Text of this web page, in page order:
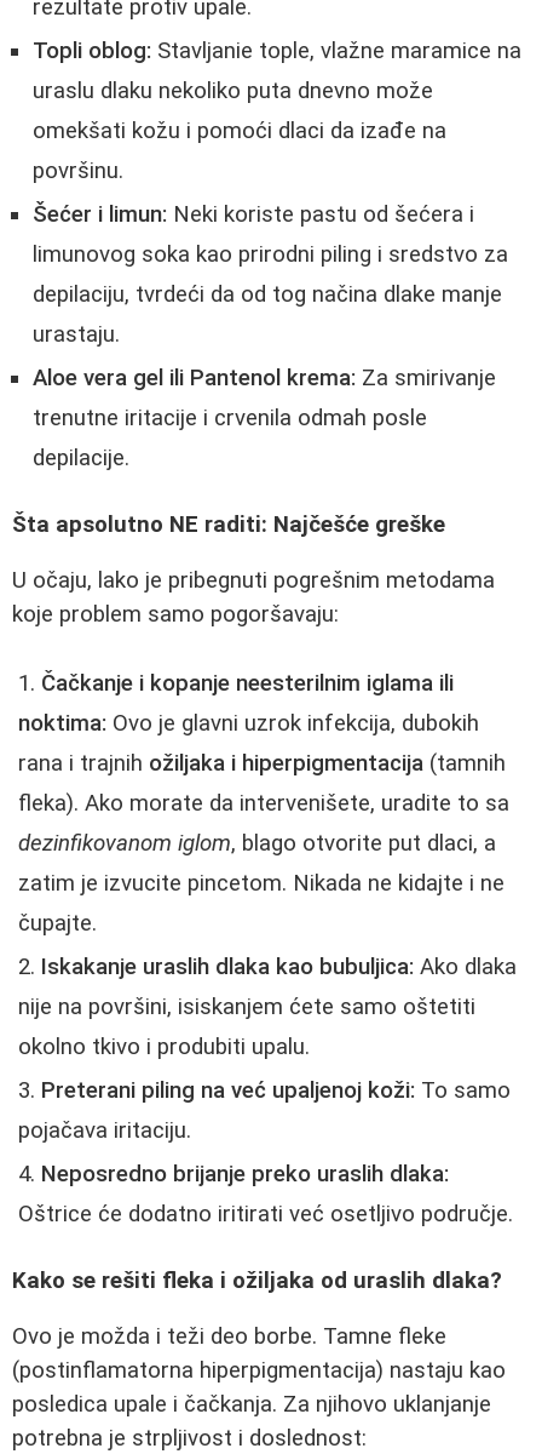
rezultate protiv upale.
Topli oblog: Stavljanie tople, vlažne maramice na
uraslu dlaku nekoliko puta dnevno može
omekšati kožu i pomoći dlaci da izađe na
površinu.
Šećer i limun: Neki koriste pastu od šećera i
limunovog soka kao prirodni piling i sredstvo za
depilaciju, tvrdeći da od tog načina dlake manje
urastaju.
Aloe vera gel ili Pantenol krema: Za smirivanje
trenutne iritacije i crvenila odmah posle
depilacije.
Šta apsolutno NE raditi: Najčešće greške
U očaju, lako je pribegnuti pogrešnim metodama
koje problem samo pogoršavaju:
Čačkanje i kopanje neesterilnim iglama ili
noktima: Ovo je glavni uzrok infekcija, dubokih
rana i trajnih ožiljaka i hiperpigmentacija (tamnih
fleka). Ako morate da intervenišete, uradite to sa
dezinfikovanom iglom, blago otvorite put dlaci, a
zatim je izvucite pincetom. Nikada ne kidajte i ne
čupajte.
Iskakanje uraslih dlaka kao bubuljica: Ako dlaka
nije na površini, isiskanjem ćete samo oštetiti
okolno tkivo i produbiti upalu.
Preterani piling na već upaljenoj koži: To samo
pojačava iritaciju.
Neposredno brijanje preko uraslih dlaka:
Oštrice će dodatno iritirati već osetljivo područje.
Kako se rešiti fleka i ožiljaka od uraslih dlaka?
Ovo je možda i teži deo borbe. Tamne fleke
(postinflamatorna hiperpigmentacija) nastaju kao
posledica upale i čačkanja. Za njihovo uklanjanje
potrebna je strpljivost i doslednost: